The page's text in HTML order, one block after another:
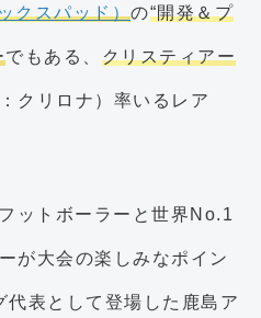
クスパッド）の“開発＆プ
でもある、 クリスティアー
：クリロナ）率いるレア
ットボーラーと世界No.1
が大会の楽しみなポイン
代表として登場した鹿島ア